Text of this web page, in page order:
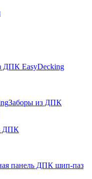
ДПК EasyDecking
Заборы из ДПК
ДПК
панель ДПК шип-паз